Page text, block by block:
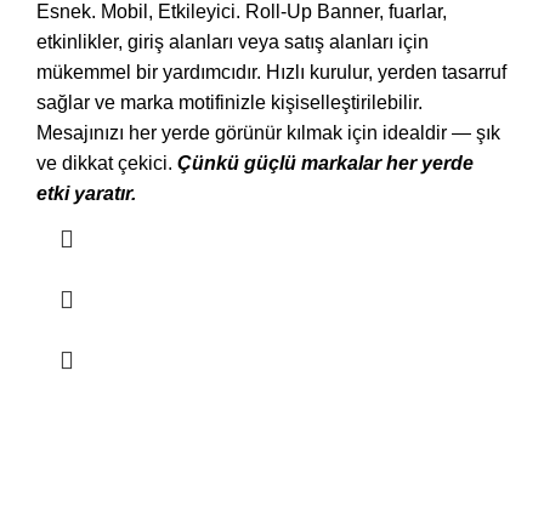
Esnek. Mobil, Etkileyici. Roll-Up Banner, fuarlar,
etkinlikler, giriş alanları veya satış alanları için
mükemmel bir yardımcıdır. Hızlı kurulur, yerden tasarruf
sağlar ve marka motifinizle kişiselleştirilebilir.
Mesajınızı her yerde görünür kılmak için idealdir — şık
ve dikkat çekici. Çünkü güçlü markalar her yerde
etki yaratır.